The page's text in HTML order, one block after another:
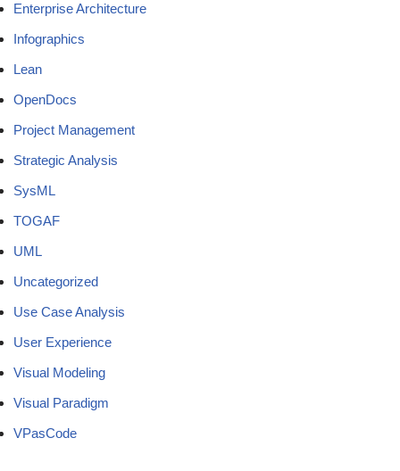
Enterprise Architecture
Infographics
Lean
OpenDocs
Project Management
Strategic Analysis
SysML
TOGAF
UML
Uncategorized
Use Case Analysis
User Experience
Visual Modeling
Visual Paradigm
VPasCode